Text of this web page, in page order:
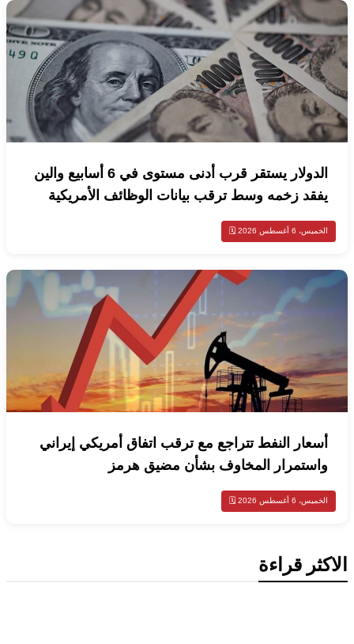
الدولار يستقر قرب أدنى مستوى في 6 أسابيع والين
يفقد زخمه وسط ترقب بيانات الوظائف الأمريكية
الخميس، 6 أغسطس 2026 🗓️
أسعار النفط تتراجع مع ترقب اتفاق أمريكي إيراني
واستمرار المخاوف بشأن مضيق هرمز
الخميس، 6 أغسطس 2026 🗓️
الاكثر قراءة